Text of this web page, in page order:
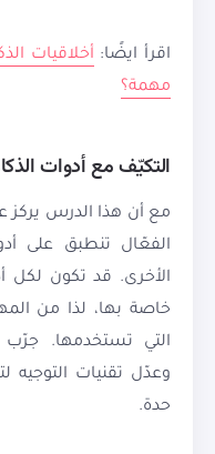
اقرأ ايضًا: أخلاقيات
مهمة؟
التكيّف مع أدوات
الفعّال تنطبق على
الأخرى. قد تكون لكل
خاصة بها، لذا من
التي تستخدمها. جرّب
وعدّل تقنيات التوجيه
حدة.